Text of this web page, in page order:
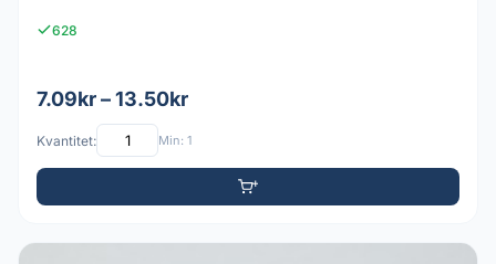
628
7.09kr – 13.50kr
Kvantitet: Min: 1